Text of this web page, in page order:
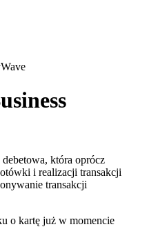
która oprócz
i realizacji transakcji
transakcji
o kartę już w momencie